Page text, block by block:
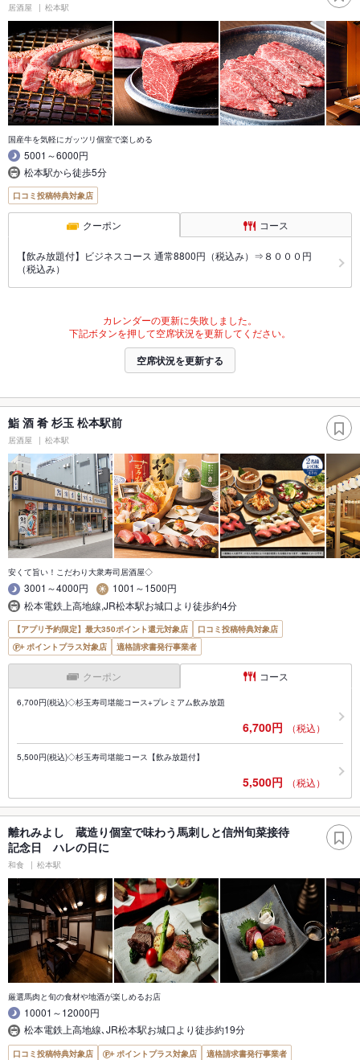
居酒屋 松本駅
国産牛を気軽にガッツリ個室で楽しめる
5001～6000円
松本駅から徒歩5分
口コミ投稿特典対象店
クーポン コース
【飲み放題付】ビジネスコース 通常8800円（税込み）⇒８０００円
（税込み）
カレンダーの更新に失敗しました。
下記ボタンを押して空席状況を更新してください。
空席状況を更新する
鮨 酒 肴 杉玉 松本駅前
居酒屋 松本駅
安くて旨い！こだわり大衆寿司居酒屋◇
3001～4000円
1001～1500円
松本電鉄上高地線,JR松本駅お城口より徒歩約4分
【アプリ予約限定】最大350ポイント還元対象店
口コミ投稿特典対象店
ポイントプラス対象店
適格請求書発行事業者
クーポン コース
6,700円(税込)◇杉玉寿司堪能コース+プレミアム飲み放題
6,700円 （税込）
5,500円(税込)◇杉玉寿司堪能コース【飲み放題付】
5,500円 （税込）
離れみよし 蔵造り個室で味わう馬刺しと信州旬菜接待
記念日 ハレの日に
和食 松本駅
厳選馬肉と旬の食材や地酒が楽しめるお店
10001～12000円
松本電鉄上高地線､JR松本駅お城口より徒歩約19分
口コミ投稿特典対象店 ポイントプラス対象店 適格請求書発行事業者